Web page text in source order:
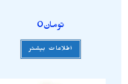
تومان0
اطلاعات بیشتر